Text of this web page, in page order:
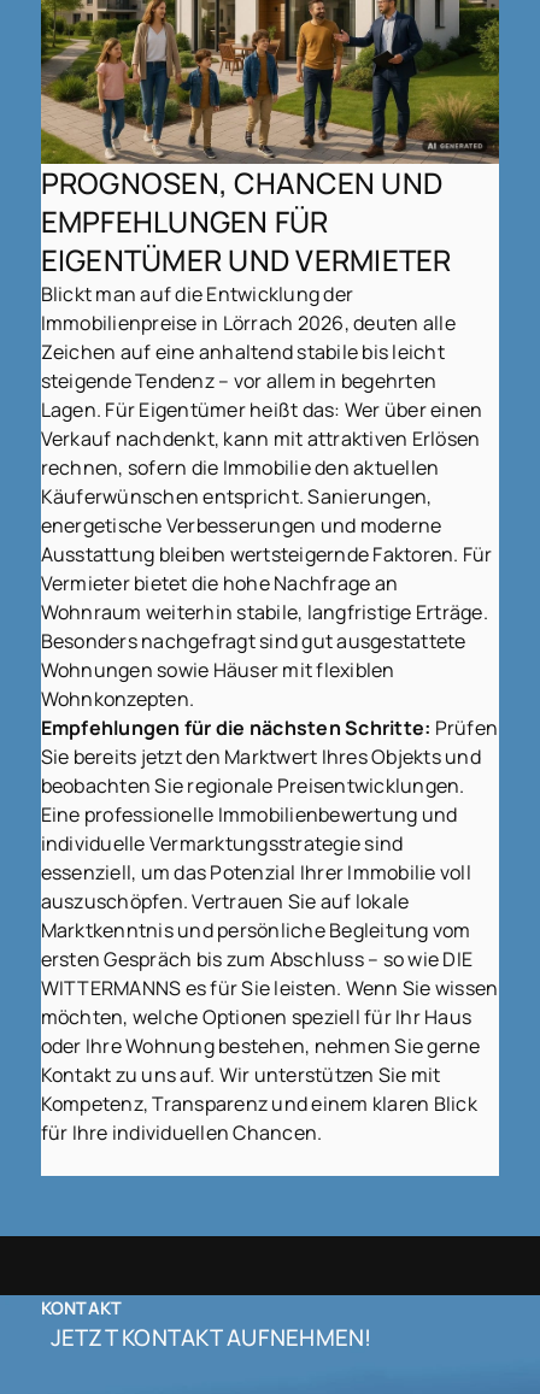
PROGNOSEN, CHANCEN UND
EMPFEHLUNGEN FÜR
EIGENTÜMER UND VERMIETER
Blickt man auf die Entwicklung der
Immobilienpreise in Lörrach 2026, deuten alle
Zeichen auf eine anhaltend stabile bis leicht
steigende Tendenz – vor allem in begehrten
Lagen. Für Eigentümer heißt das: Wer über einen
Verkauf nachdenkt, kann mit attraktiven Erlösen
rechnen, sofern die Immobilie den aktuellen
Käuferwünschen entspricht. Sanierungen,
energetische Verbesserungen und moderne
Ausstattung bleiben wertsteigernde Faktoren. Für
Vermieter bietet die hohe Nachfrage an
Wohnraum weiterhin stabile, langfristige Erträge.
Besonders nachgefragt sind gut ausgestattete
Wohnungen sowie Häuser mit flexiblen
Wohnkonzepten.
Empfehlungen für die nächsten Schritte: Prüfen
Sie bereits jetzt den Marktwert Ihres Objekts und
beobachten Sie regionale Preisentwicklungen.
Eine professionelle Immobilienbewertung und
individuelle Vermarktungsstrategie sind
essenziell, um das Potenzial Ihrer Immobilie voll
auszuschöpfen. Vertrauen Sie auf lokale
Marktkenntnis und persönliche Begleitung vom
ersten Gespräch bis zum Abschluss – so wie DIE
WITTERMANNS es für Sie leisten. Wenn Sie wissen
möchten, welche Optionen speziell für Ihr Haus
oder Ihre Wohnung bestehen, nehmen Sie gerne
Kontakt zu uns auf. Wir unterstützen Sie mit
Kompetenz, Transparenz und einem klaren Blick
für Ihre individuellen Chancen.
KONTAKT
JETZT KONTAKT AUFNEHMEN!